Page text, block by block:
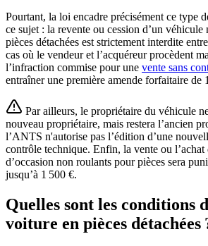
Pourtant, la loi encadre précisément ce type
ce sujet : la revente ou cession d’un
pièces détachées est strictement interdite
cas où le vendeur et l’acquéreur procèdent
l’infraction commise pour une vente sans
entraîner une première amende forfaitaire de
Par ailleurs, le propriétaire du véhicule
nouveau propriétaire, mais restera l’ancien
l’ANTS n'autorise pas l’édition d’une
contrôle technique. Enfin, la vente ou l’achat
d’occasion non roulants pour pièces sera
jusqu’à 1 500 €.
Quelles sont les conditions
voiture en pièces détachées